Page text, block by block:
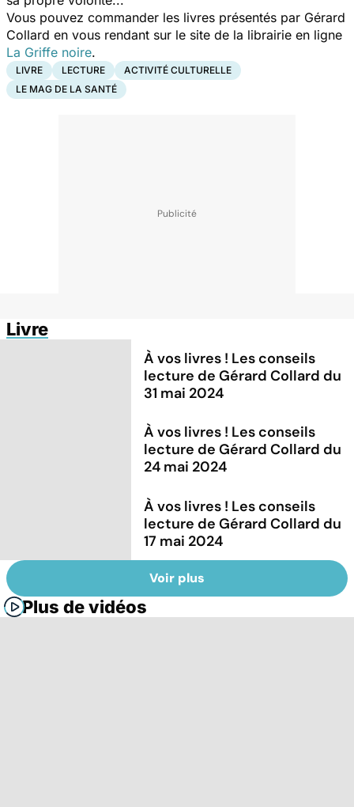
Vous pouvez commander les livres présentés par Gérard
Collard en vous rendant sur le site de la librairie en ligne
La Griffe noire.
LIVRE LECTURE
ACTIVITÉ CULTURELLE
LE MAG DE LA SANTÉ
Livre
À vos livres ! Les conseils
lecture de Gérard Collard du
31 mai 2024
À vos livres ! Les conseils
lecture de Gérard Collard du
24 mai 2024
À vos livres ! Les conseils
lecture de Gérard Collard du
17 mai 2024
Voir plus
Plus de vidéos